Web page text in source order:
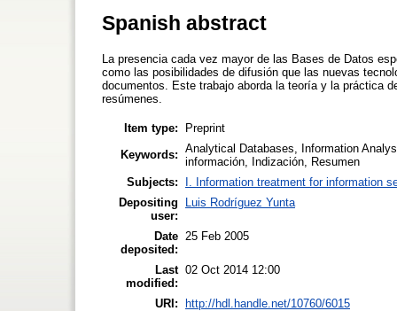
Spanish abstract
La presencia cada vez mayor de las Bases de Datos
como las posibilidades de difusión que las nuevas
documentos. Este trabajo aborda la teoría y la práctica
resúmenes.
Item type:
Preprint
Keywords: Analytical Databases, Information
información, Indización, Resumen
Subjects:
I. Information treatment for information
Depositing
user:
Luis Rodríguez Yunta
Date
deposited:
25 Feb 2005
Last
modified:
02 Oct 2014 12:00
URI: http://hdl.handle.net/10760/6015